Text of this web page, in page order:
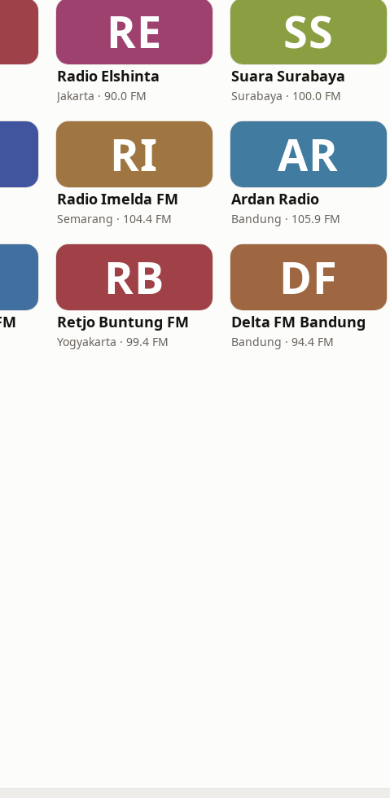
RE
Radio Elshinta
Jakarta · 90.0 FM
SS
Suara Surabaya
Surabaya · 100.0 FM
RI
Radio Imelda FM
Semarang · 104.4 FM
AR
Ardan Radio
Bandung · 105.9 FM
RB
Retjo Buntung FM
Yogyakarta · 99.4 FM
DF
Delta FM Bandung
Bandung · 94.4 FM